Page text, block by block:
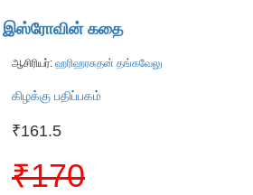
இஸ்ரோவின் கதை
ஆசிரியர்: ஹரிஹரசுதன் தங்கவேலு
கிழக்கு பதிப்பகம்
₹161.5
₹170